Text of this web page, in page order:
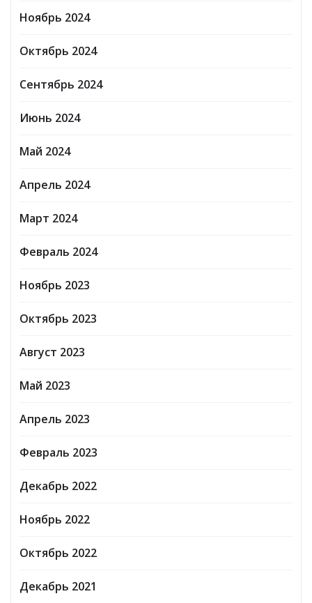
Ноябрь 2024
Октябрь 2024
Сентябрь 2024
Июнь 2024
Май 2024
Апрель 2024
Март 2024
Февраль 2024
Ноябрь 2023
Октябрь 2023
Август 2023
Май 2023
Апрель 2023
Февраль 2023
Декабрь 2022
Ноябрь 2022
Октябрь 2022
Декабрь 2021